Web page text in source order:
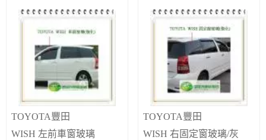
TOYOTA豐田
WISH 左前車窗玻璃
TOYOTA豐田
WISH 右固定窗玻璃/灰